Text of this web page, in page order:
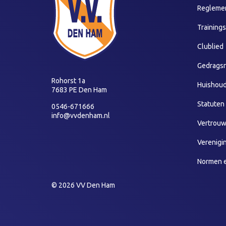
Rohorst 1a
7683 PE Den Ham
0546-671666
info@vvdenham.nl
Clublied
Statuten
Normen
© 2026 VV Den Ham